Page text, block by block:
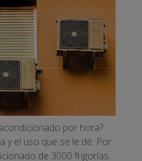
por hora?
y el uso que se le dé. Por
de 3000 frigorías